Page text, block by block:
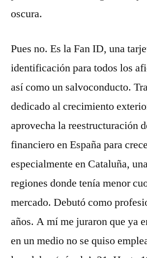
oscura.
Pues no. Es la Fan ID, una
identificación para todos los
así como un salvoconducto.
dedicado al crecimiento
aprovecha la reestructuración
financiero en España para
especialmente en Cataluña,
regiones donde tenía menor
mercado. Debutó como
años. A mí me juraron que ya
en un medio no se quiso